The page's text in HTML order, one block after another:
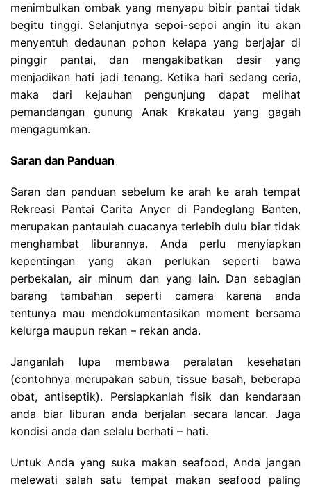
menimbulkan ombak yang menyapu bibir pantai tidak
begitu tinggi. Selanjutnya sepoi-sepoi angin itu akan
menyentuh dedaunan pohon kelapa yang berjajar di
pinggir pantai, dan mengakibatkan desir yang
menjadikan hati jadi tenang. Ketika hari sedang ceria,
maka dari kejauhan pengunjung dapat melihat
pemandangan gunung Anak Krakatau yang gagah
mengagumkan.
Saran dan Panduan
Saran dan panduan sebelum ke arah ke arah tempat
Rekreasi Pantai Carita Anyer di Pandeglang Banten,
merupakan pantaulah cuacanya terlebih dulu biar tidak
menghambat liburannya. Anda perlu menyiapkan
kepentingan yang akan perlukan seperti bawa
perbekalan, air minum dan yang lain. Dan sebagian
barang tambahan seperti camera karena anda
tentunya mau mendokumentasikan moment bersama
kelurga maupun rekan – rekan anda.
Janganlah lupa membawa peralatan kesehatan
(contohnya merupakan sabun, tissue basah, beberapa
obat, antiseptik). Persiapkanlah fisik dan kendaraan
anda biar liburan anda berjalan secara lancar. Jaga
kondisi anda dan selalu berhati – hati.
Untuk Anda yang suka makan seafood, Anda jangan
melewati salah satu tempat makan seafood paling